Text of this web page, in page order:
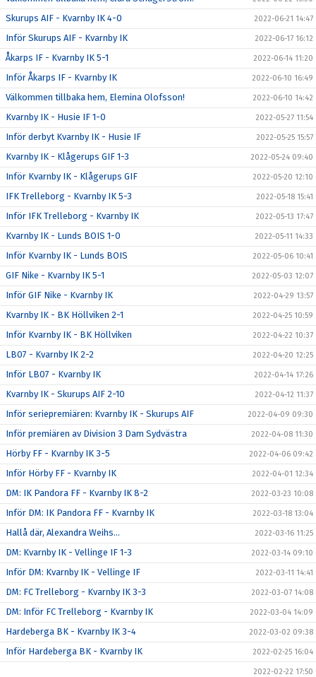
Skurups AIF - Kvarnby IK 4-0 2022-06-21 14:47
Inför Skurups AIF - Kvarnby IK 2022-06-17 16:12
Åkarps IF - Kvarnby IK 5-1 2022-06-14 11:20
Inför Åkarps IF - Kvarnby IK 2022-06-10 16:49
Välkommen tillbaka hem, Elemina Olofsson! 2022-06-10 14:42
Kvarnby IK - Husie IF 1-0 2022-05-27 11:54
Inför derbyt Kvarnby IK - Husie IF 2022-05-25 15:57
Kvarnby IK - Klågerups GIF 1-3 2022-05-24 09:40
Inför Kvarnby IK - Klågerups GIF 2022-05-20 12:10
IFK Trelleborg - Kvarnby IK 5-3 2022-05-18 15:41
Inför IFK Trelleborg - Kvarnby IK 2022-05-13 17:47
Kvarnby IK - Lunds BOIS 1-0 2022-05-11 14:33
Inför Kvarnby IK - Lunds BOIS 2022-05-06 10:41
GIF Nike - Kvarnby IK 5-1 2022-05-03 12:07
Inför GIF Nike - Kvarnby IK 2022-04-29 13:57
Kvarnby IK - BK Höllviken 2-1 2022-04-25 10:59
Inför Kvarnby IK - BK Höllviken 2022-04-22 10:37
LB07 - Kvarnby IK 2-2 2022-04-20 12:25
Inför LB07 - Kvarnby IK 2022-04-14 17:26
Kvarnby IK - Skurups AIF 2-10 2022-04-12 11:37
Inför seriepremiären: Kvarnby IK - Skurups AIF 2022-04-09 09:30
Inför premiären av Division 3 Dam Sydvästra 2022-04-08 11:30
Hörby FF - Kvarnby IK 3-5 2022-04-06 09:42
Inför Hörby FF - Kvarnby IK 2022-04-01 12:34
DM: IK Pandora FF - Kvarnby IK 8-2 2022-03-23 10:08
Inför DM: IK Pandora FF - Kvarnby IK 2022-03-18 13:04
Hallå där, Alexandra Weihs... 2022-03-16 11:25
DM: Kvarnby IK - Vellinge IF 1-3 2022-03-14 09:10
Inför DM: Kvarnby IK - Vellinge IF 2022-03-11 14:41
DM: FC Trelleborg - Kvarnby IK 3-3 2022-03-07 14:08
DM: Inför FC Trelleborg - Kvarnby IK 2022-03-04 14:09
Hardeberga BK - Kvarnby IK 3-4 2022-03-02 09:38
Inför Hardeberga BK - Kvarnby IK 2022-02-25 16:04
2022-02-22 17:50